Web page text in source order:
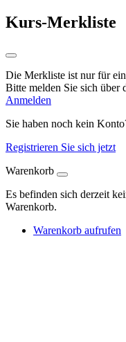
Kurs-Merkliste
Die Merkliste ist nur für
Bitte melden Sie sich über
Anmelden
Sie haben noch kein
Registrieren Sie sich jetzt
Warenkorb
Es befinden sich derzeit
Warenkorb.
Warenkorb aufrufen